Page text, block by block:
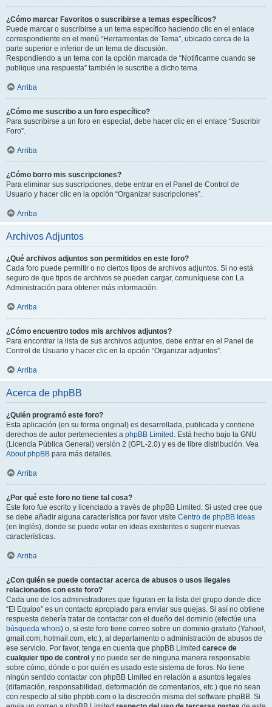
¿Cómo marcar Favoritos o suscribirse a temas específicos?
Puede marcar o suscribirse a un tema específico haciendo clic en el enlace
correspondiente en el menú “Herramientas de Tema”, ubicado cerca de la
parte superior e inferior de un tema de discusión.
Respondiendo a un tema con la opción marcada de “Notificarme cuando se
publique una respuesta” también le suscribe a dicho tema.
Arriba
¿Cómo me suscribo a un foro específico?
Para suscribirse a un foro en especial, debe hacer clic en el enlace “Suscribir
Foro”.
Arriba
¿Cómo borro mis suscripciones?
Para eliminar sus suscripciones, debe entrar en el Panel de Control de
Usuario y hacer clic en la opción “Organizar suscripciones”.
Arriba
Archivos Adjuntos
¿Qué archivos adjuntos son permitidos en este foro?
Cada foro puede permitir o no ciertos tipos de archivos adjuntos. Si no está
seguro de que tipos de archivos se pueden cargar, comuníquese con La
Administración para obtener más información.
Arriba
¿Cómo encuentro todos mis archivos adjuntos?
Para encontrar la lista de sus archivos adjuntos, debe entrar en el Panel de
Control de Usuario y hacer clic en la opción “Organizar adjuntos”.
Arriba
Acerca de phpBB
¿Quién programó este foro?
Esta aplicación (en su forma original) es desarrollada, publicada y contiene
derechos de autor pertenecientes a phpBB Limited . Está hecho bajo la GNU
(Licencia Pública General) versión 2 (GPL-2.0) y es de libre distribución. Vea
About phpBB para más detalles.
Arriba
¿Por qué este foro no tiene tal cosa?
Este foro fue escrito y licenciado a través de phpBB Limited. Si usted cree que
se debe añadir alguna característica por favor visite Centro de phpBB Ideas
(en Inglés), donde se puede votar en ideas existentes o sugerir nuevas
características.
Arriba
¿Con quién se puede contactar acerca de abusos o usos ilegales
relacionados con este foro?
Cada uno de los administradores que figuran en la lista del grupo donde dice
“El Equipo” es un contacto apropiado para enviar sus quejas. Si así no obtiene
respuesta debería tratar de contactar con el dueño del dominio (efectúe una
búsqueda whois) o, si este foro tiene correo sobre un dominio gratuito (Yahoo!,
gmail.com, hotmail.com, etc.), al departamento o administración de abusos de
ese servicio. Por favor, tenga en cuenta que phpBB Limited carece de
cualquier tipo de control y no puede ser de ninguna manera responsable
sobre cómo, dónde o por quién es usado este sistema de foros. No tiene
ningún sentido contactar con phpBB Limited en relación a asuntos legales
(difamación, responsabilidad, deformación de comentarios, etc.) que no sean
con respecto al sitio phpbb.com o la discreción misma del software phpBB. Si